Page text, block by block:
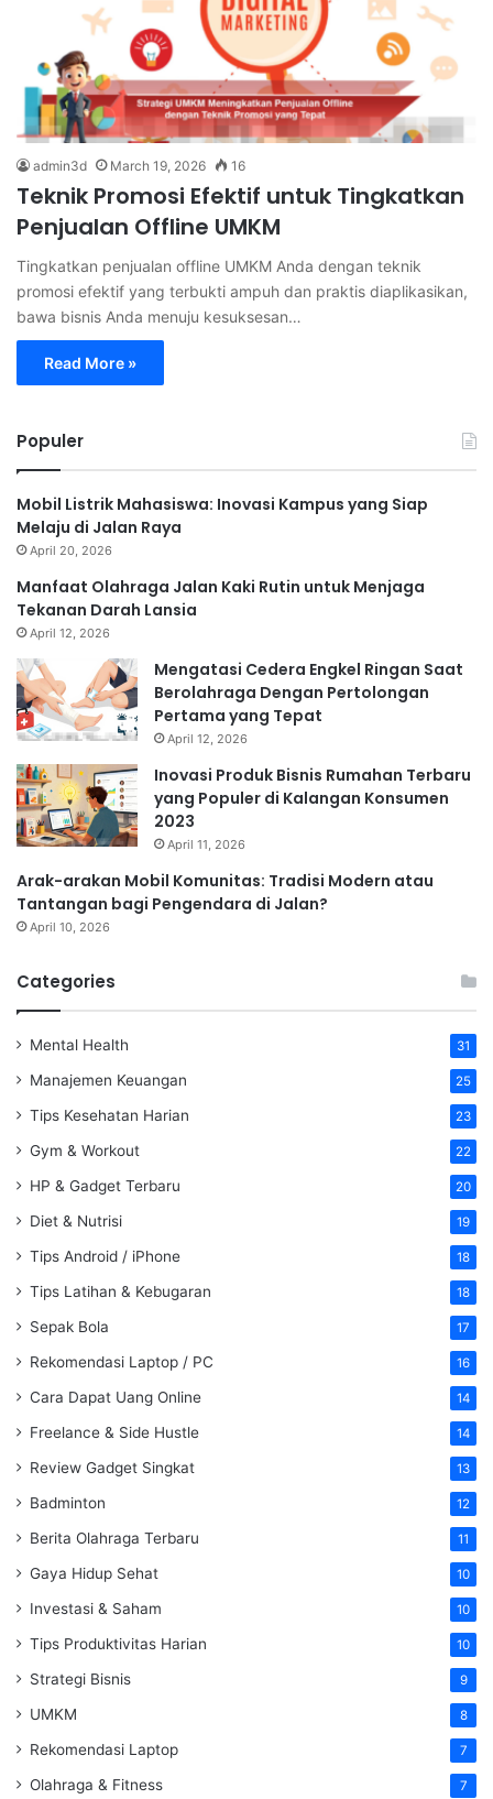
admin3d March 19, 2026 16
Teknik Promosi Efektif untuk Tingkatkan
Penjualan Offline UMKM
Tingkatkan penjualan offline UMKM Anda dengan teknik
promosi efektif yang terbukti ampuh dan praktis diaplikasikan,
bawa bisnis Anda menuju kesuksesan…
Read More »
Populer
Mobil Listrik Mahasiswa: Inovasi Kampus yang Siap
Melaju di Jalan Raya
April 20, 2026
Manfaat Olahraga Jalan Kaki Rutin untuk Menjaga
Tekanan Darah Lansia
April 12, 2026
Mengatasi Cedera Engkel Ringan Saat
Berolahraga Dengan Pertolongan
Pertama yang Tepat
April 12, 2026
Inovasi Produk Bisnis Rumahan Terbaru
yang Populer di Kalangan Konsumen
2023
April 11, 2026
Arak-arakan Mobil Komunitas: Tradisi Modern atau
Tantangan bagi Pengendara di Jalan?
April 10, 2026
Categories
Mental Health 31
Manajemen Keuangan 25
Tips Kesehatan Harian 23
Gym & Workout 22
HP & Gadget Terbaru 20
Diet & Nutrisi 19
Tips Android / iPhone 18
Tips Latihan & Kebugaran 18
Sepak Bola 17
Rekomendasi Laptop / PC 16
Cara Dapat Uang Online 14
Freelance & Side Hustle 14
Review Gadget Singkat 13
Badminton 12
Berita Olahraga Terbaru 11
Gaya Hidup Sehat 10
Investasi & Saham 10
Tips Produktivitas Harian 10
Strategi Bisnis 9
UMKM 8
Rekomendasi Laptop 7
Olahraga & Fitness 7